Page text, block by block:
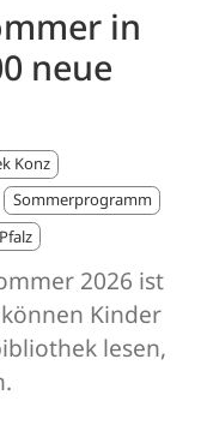
in
neue
Konz
Sommerprogramm
2026 ist
Kinder
lesen,